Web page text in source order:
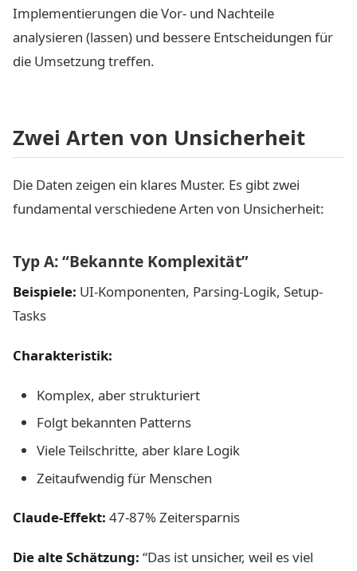
Implementierungen die Vor- und Nachteile
analysieren (lassen) und bessere Entscheidungen für
die Umsetzung treffen.
Zwei Arten von Unsicherheit
Die Daten zeigen ein klares Muster. Es gibt zwei
fundamental verschiedene Arten von Unsicherheit:
Typ A: “Bekannte Komplexität”
Beispiele: UI-Komponenten, Parsing-Logik, Setup-
Tasks
Charakteristik:
Komplex, aber strukturiert
Folgt bekannten Patterns
Viele Teilschritte, aber klare Logik
Zeitaufwendig für Menschen
Claude-Effekt: 47-87% Zeitersparnis
Die alte Schätzung: “Das ist unsicher, weil es viel